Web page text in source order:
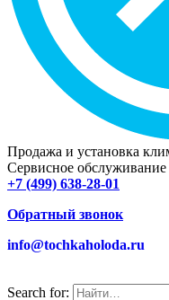
Продажа и установка
Сервисное
+7 (499) 638-28-01
Обратный звонок
info@tochkaholoda.ru
Search for: